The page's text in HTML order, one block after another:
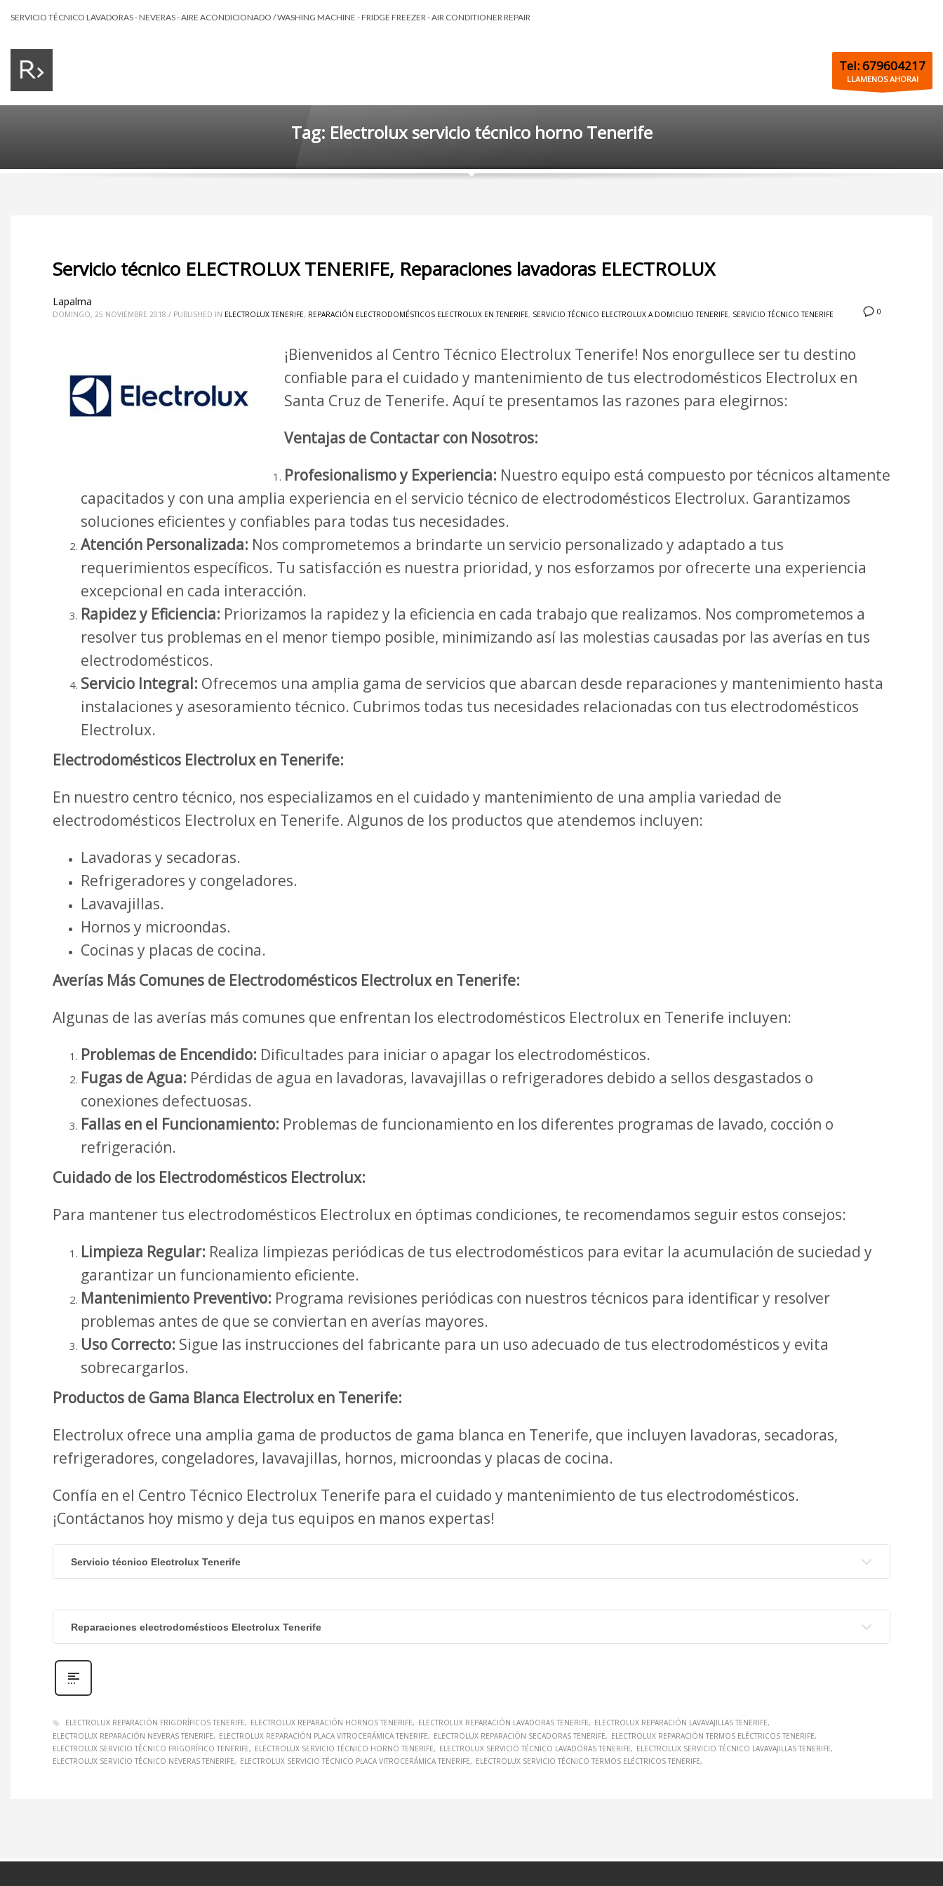
SERVICIO TÉCNICO LAVADORAS - NEVERAS - AIRE ACONDICIONADO / WASHING MACHINE - FRIDGE FREEZER - AIR CONDITIONER REPAIR
Tel: 679604217
LLAMENOS AHORA!
Tag: Electrolux servicio técnico horno Tenerife
Servicio técnico ELECTROLUX TENERIFE, Reparaciones lavadoras ELECTROLUX
0
Lapalma
DOMINGO, 25 NOVIEMBRE 2018 / PUBLISHED IN ELECTROLUX TENERIFE, REPARACIÓN ELECTRODOMÉSTICOS ELECTROLUX EN TENERIFE, SERVICIO TÉCNICO ELECTROLUX A DOMICILIO TENERIFE, SERVICIO TÉCNICO TENERIFE
¡Bienvenidos al Centro Técnico Electrolux Tenerife! Nos enorgullece ser tu destino
confiable para el cuidado y mantenimiento de tus electrodomésticos Electrolux en
Santa Cruz de Tenerife. Aquí te presentamos las razones para elegirnos:
Ventajas de Contactar con Nosotros:
Profesionalismo y Experiencia: Nuestro equipo está compuesto por técnicos altamente
capacitados y con una amplia experiencia en el servicio técnico de electrodomésticos Electrolux. Garantizamos
soluciones eficientes y confiables para todas tus necesidades.
Atención Personalizada: Nos comprometemos a brindarte un servicio personalizado y adaptado a tus
requerimientos específicos. Tu satisfacción es nuestra prioridad, y nos esforzamos por ofrecerte una experiencia
excepcional en cada interacción.
Rapidez y Eficiencia: Priorizamos la rapidez y la eficiencia en cada trabajo que realizamos. Nos comprometemos a
resolver tus problemas en el menor tiempo posible, minimizando así las molestias causadas por las averías en tus
electrodomésticos.
Servicio Integral: Ofrecemos una amplia gama de servicios que abarcan desde reparaciones y mantenimiento hasta
instalaciones y asesoramiento técnico. Cubrimos todas tus necesidades relacionadas con tus electrodomésticos
Electrolux.
Electrodomésticos Electrolux en Tenerife:
En nuestro centro técnico, nos especializamos en el cuidado y mantenimiento de una amplia variedad de
electrodomésticos Electrolux en Tenerife. Algunos de los productos que atendemos incluyen:
Lavadoras y secadoras.
Refrigeradores y congeladores.
Lavavajillas.
Hornos y microondas.
Cocinas y placas de cocina.
Averías Más Comunes de Electrodomésticos Electrolux en Tenerife:
Algunas de las averías más comunes que enfrentan los electrodomésticos Electrolux en Tenerife incluyen:
Problemas de Encendido: Dificultades para iniciar o apagar los electrodomésticos.
Fugas de Agua: Pérdidas de agua en lavadoras, lavavajillas o refrigeradores debido a sellos desgastados o
conexiones defectuosas.
Fallas en el Funcionamiento: Problemas de funcionamiento en los diferentes programas de lavado, cocción o
refrigeración.
Cuidado de los Electrodomésticos Electrolux:
Para mantener tus electrodomésticos Electrolux en óptimas condiciones, te recomendamos seguir estos consejos:
Limpieza Regular: Realiza limpiezas periódicas de tus electrodomésticos para evitar la acumulación de suciedad y
garantizar un funcionamiento eficiente.
Mantenimiento Preventivo: Programa revisiones periódicas con nuestros técnicos para identificar y resolver
problemas antes de que se conviertan en averías mayores.
Uso Correcto: Sigue las instrucciones del fabricante para un uso adecuado de tus electrodomésticos y evita
sobrecargarlos.
Productos de Gama Blanca Electrolux en Tenerife:
Electrolux ofrece una amplia gama de productos de gama blanca en Tenerife, que incluyen lavadoras, secadoras,
refrigeradores, congeladores, lavavajillas, hornos, microondas y placas de cocina.
Confía en el Centro Técnico Electrolux Tenerife para el cuidado y mantenimiento de tus electrodomésticos.
¡Contáctanos hoy mismo y deja tus equipos en manos expertas!
Servicio técnico Electrolux Tenerife
Reparaciones electrodomésticos Electrolux Tenerife
ELECTROLUX REPARACIÓN FRIGORÍFICOS TENERIFE ELECTROLUX REPARACIÓN HORNOS TENERIFE ELECTROLUX REPARACIÓN LAVADORAS TENERIFE
ELECTROLUX REPARACIÓN LAVAVAJILLAS TENERIFE
ELECTROLUX REPARACIÓN NEVERAS TENERIFE
ELECTROLUX REPARACIÓN PLACA VITROCERÁMICA TENERIFE ELECTROLUX REPARACIÓN SECADORAS TENERIFE
ELECTROLUX REPARACIÓN TERMOS ELÉCTRICOS TENERIFE
ELECTROLUX SERVICIO TÉCNICO FRIGORÍFICO TENERIFE
ELECTROLUX SERVICIO TÉCNICO HORNO TENERIFE ELECTROLUX SERVICIO TÉCNICO LAVADORAS TENERIFE
ELECTROLUX SERVICIO TÉCNICO LAVAVAJILLAS TENERIFE
ELECTROLUX SERVICIO TÉCNICO NEVERAS TENERIFE
ELECTROLUX SERVICIO TÉCNICO PLACA VITROCERÁMICA TENERIFE ELECTROLUX SERVICIO TÉCNICO TERMOS ELÉCTRICOS TENERIFE